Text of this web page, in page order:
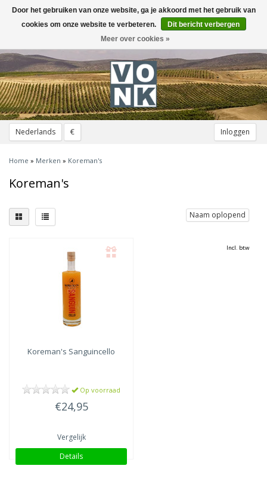
Nederlands € Inloggen
Toggle
navigation
Home » Merken » Koreman's
Koreman's
Naam oplopend
Koreman's Sanguincello
Op voorraad
€24,95
Vergelijk
Details
Incl. btw
Door het gebruiken van onze website, ga je akkoord met het gebruik van
cookies om onze website te verbeteren.
Dit bericht verbergen
Meer over cookies »